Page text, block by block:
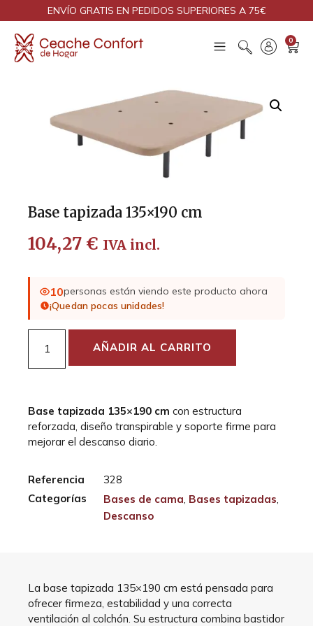
ENVÍO GRATIS EN PEDIDOS SUPERIORES A 75€
0
Base tapizada 135×190 cm
104,27 € IVA incl.
10personas están viendo este producto ahora
¡Quedan pocas unidades!
AÑADIR AL CARRITO
Base tapizada 135×190 cm con estructura
reforzada, diseño transpirable y soporte firme para
mejorar el descanso diario.
Referencia
328
Categorías
Bases de cama, Bases tapizadas,
Descanso
La base tapizada 135×190 cm está pensada para
ofrecer firmeza, estabilidad y una correcta
ventilación al colchón. Su estructura combina bastidor